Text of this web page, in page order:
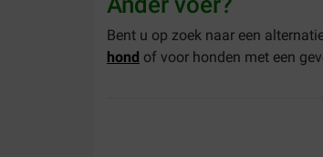
Bent u op zoek naar een
hond of voor honden met een